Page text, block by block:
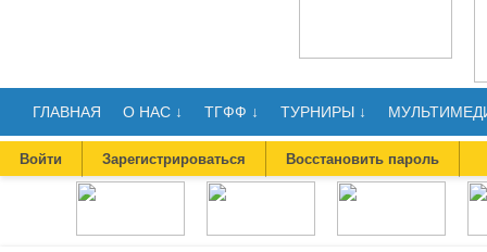
ГЛАВНАЯ О НАС ↓ ТГФФ ↓ ТУРНИРЫ ↓
Войти Зарегистрироваться Восстановить пароль